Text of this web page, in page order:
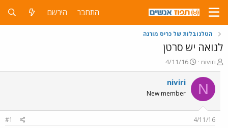
התחבר הירשם
הטלנובלות של כריס מורנה
לנואה יש סרטן
פ
ו
ת
ח
ה
ו
ש
niviri
פ
ו
ר
4/11/16
N
niviri
New member
4/11/16
#1